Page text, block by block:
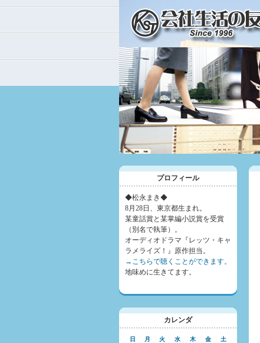
プロフィール
◆松永まき◆
8月28日、東京都生まれ。
某童話賞と某掌編小説賞を受賞
（別名で執筆）。
オーディオドラマ『レッツ・キャ
ラメライズ！』原作担当。
→こちらで聴くことができます。
地味めに生きてます。
カレンダ
日 月 火 水 木 金
土